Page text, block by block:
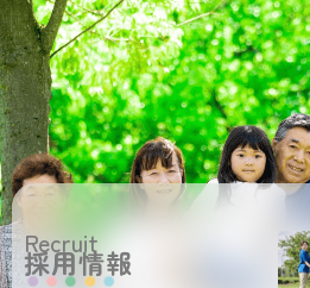
Recruit
採用情報